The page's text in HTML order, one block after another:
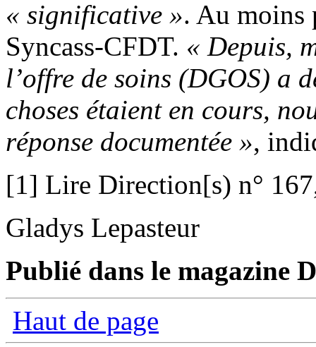
« significative ». Au moins
Syncass-CFDT. « Depuis,
l’offre de soins (DGOS) a
choses étaient en cours,
réponse documentée »,
[1] Lire Direction[s) n°
Gladys Lepasteur
Publié dans le magazine
Haut de page